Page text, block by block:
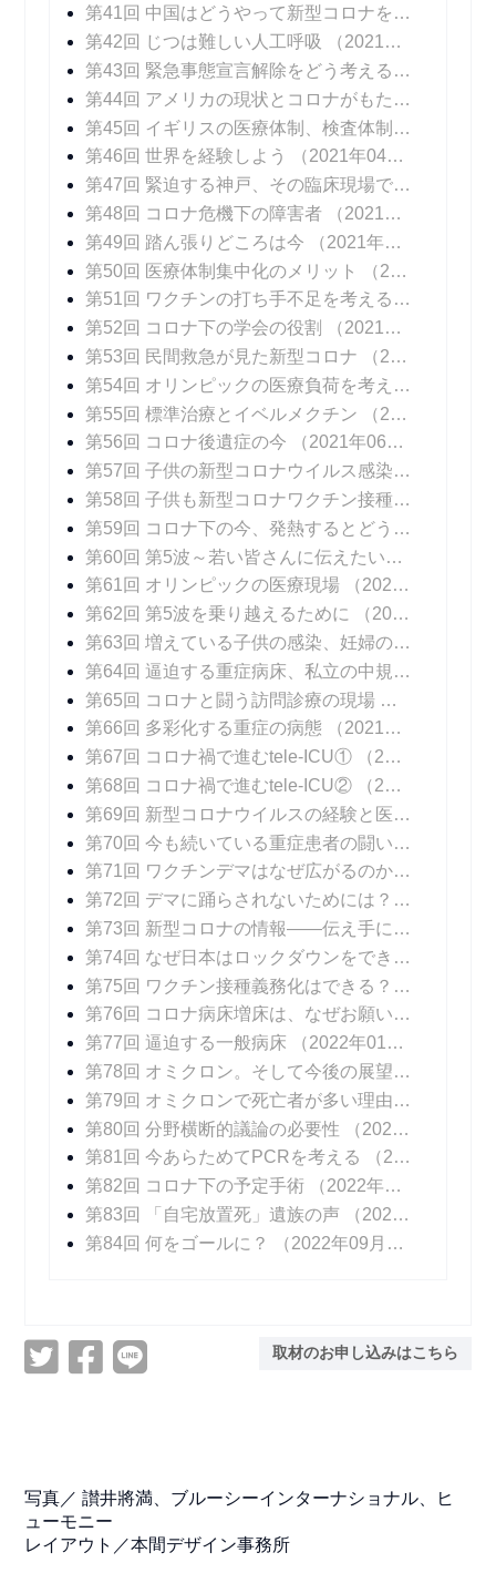
第41回 中国はどうやって新型コロナを抑え込んだのか
第42回 じつは難しい人工呼吸
（2021年03月15日 掲載）
第43回 緊急事態宣言解除をどう考えるか
第44回 アメリカの現状とコロナがもたらしたイノベーション
第45回 イギリスの医療体制、検査体制
（2021年
第46回 世界を経験しよう
（2021年04月12日 掲載）
第47回 緊迫する神戸、その臨床現場では
第48回 コロナ危機下の障害者
（2021年04月26日 掲載）
第49回 踏ん張りどころは今
（2021年05月03日 掲載）
第50回 医療体制集中化のメリット
（2021年05月10日 掲載）
第51回 ワクチンの打ち手不足を考える
（2021年
第52回 コロナ下の学会の役割
（2021年05月24日 掲載）
第53回 民間救急が見た新型コロナ
（2021年05月31日 掲載）
第54回 オリンピックの医療負荷を考える
第55回 標準治療とイベルメクチン
（2021年06月14日 掲載）
第56回 コロナ後遺症の今
（2021年06月21日 掲載）
第57回 子供の新型コロナウイルス感染症
第58回 子供も新型コロナワクチン接種を
第59回 コロナ下の今、発熱するとどうなる？
第60回 第5波～若い皆さんに伝えたいこと
第61回 オリンピックの医療現場
（2021年08月06日 掲載）
第62回 第5波を乗り越えるために
（2021年08月16日 掲載）
第63回 増えている子供の感染、妊婦の感染
第64回 逼迫する重症病床、私立の中規模急性期病院の頑張り
第65回 コロナと闘う訪問診療の現場
（2021年09
第66回 多彩化する重症の病態
（2021年09月20日 掲載）
第67回 コロナ禍で進むtele-ICU①
（2021年09月27日 掲載）
第68回 コロナ禍で進むtele-ICU②
（2021年10月04日 掲載）
第69回 新型コロナウイルスの経験と医療DXの可能性
第70回 今も続いている重症患者の闘い
（2021年
第71回 ワクチンデマはなぜ広がるのか？
第72回 デマに踊らされないためには？
（2021年
第73回 新型コロナの情報――伝え手に求められること
第74回 なぜ日本はロックダウンをできなかったのか？
第75回 ワクチン接種義務化はできる？ できない？
第76回 コロナ病床増床は、なぜお願いベースなのか？
第77回 逼迫する一般病床
（2022年01月24日 掲載）
第78回 オミクロン。そして今後の展望
（2022年
第79回 オミクロンで死亡者が多い理由
（2022年
第80回 分野横断的議論の必要性
（2022年03月21日 掲載）
第81回 今あらためてPCRを考える
（2022年04月04日 掲載）
第82回 コロナ下の予定手術
（2022年04月25日 掲載）
第83回 「自宅放置死」遺族の声
（2022年05月23日 掲載）
第84回 何をゴールに？
（2022年09月09日 掲載）
取材のお申し込みはこちら
写真／讃井將満、ブルーシーインターナショナル、ヒ
ューモニー
レイアウト／本間デザイン事務所